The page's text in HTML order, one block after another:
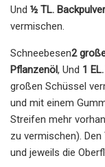
Und ½ TL. Backpulver
vermischen.
Schneebesen2
Pflanzenöl, Und 1
großen Schüssel
und mit einem
Streifen mehr
zu vermischen).
und jeweils die